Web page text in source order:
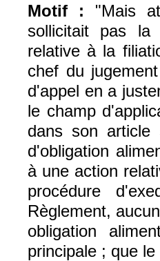
Motif :
"Mais
sollicitait pas la
relative à la
chef du
d'appel en a
le champ
dans son article
d'obligation
à une action
procédure
Règlement,
obligation
principale ; que